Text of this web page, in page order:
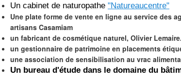
Un cabinet de naturopathe "Natureaucentre"
Une plate forme de vente en ligne au service des
artisans Casamiam
un fabricant de cosmétique naturel, Olivier Lemaire.
un gestionnaire de patrimoine en placements
une association de sensibilisation au vrac
Un bureau d'étude dans le domaine du